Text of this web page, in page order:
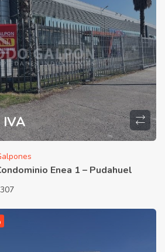
IVA
Enea 1 – Pudahuel